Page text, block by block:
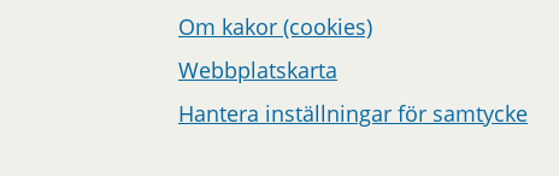
Om kakor (cookies)
Webbplatskarta
Hantera inställningar för samtycke